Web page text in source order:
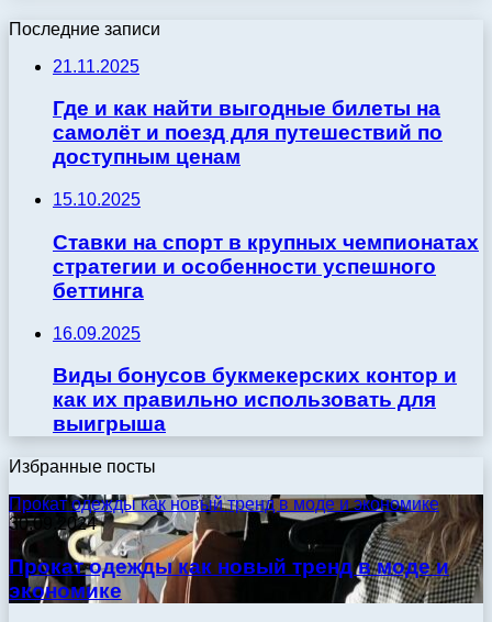
Последние записи
21.11.2025
Где и как найти выгодные билеты на
самолёт и поезд для путешествий по
доступным ценам
15.10.2025
Ставки на спорт в крупных чемпионатах
стратегии и особенности успешного
беттинга
16.09.2025
Виды бонусов букмекерских контор и
как их правильно использовать для
выигрыша
Избранные посты
Прокат одежды как новый тренд в моде и экономике
30.09.2024
Прокат одежды как новый тренд в моде и
экономике